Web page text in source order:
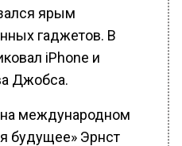
ярым
гаджетов. В
iPhone и
Джобса.
международном
будущее» Эрнст